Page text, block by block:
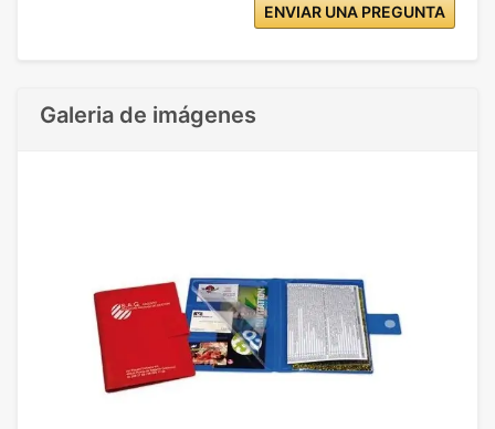
ENVIAR UNA PREGUNTA
Galeria de imágenes